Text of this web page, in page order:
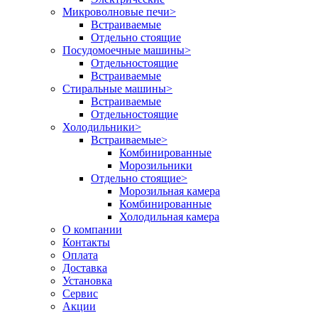
Микроволновые печи>
Встраиваемые
Отдельно стоящие
Посудомоечные машины>
Отдельностоящие
Встраиваемые
Стиральные машины>
Встраиваемые
Отдельностоящие
Холодильники>
Встраиваемые>
Комбинированные
Морозильники
Отдельно стоящие>
Морозильная камера
Комбинированные
Холодильная камера
О компании
Контакты
Оплата
Доставка
Установка
Сервис
Акции